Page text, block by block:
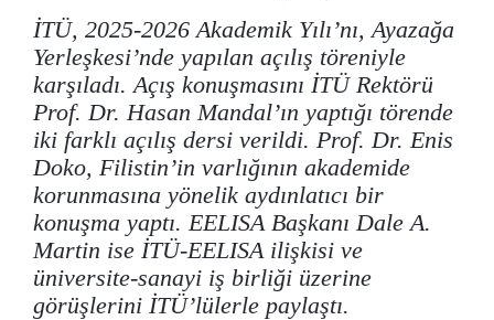
İTÜ, 2025-2026 Akademik Yılı’nı, Ayazağa
Yerleşkesi’nde yapılan açılış töreniyle
karşıladı. Açış konuşmasını İTÜ Rektörü
Prof. Dr. Hasan Mandal’ın yaptığı törende
iki farklı açılış dersi verildi. Prof. Dr. Enis
Doko, Filistin’in varlığının akademide
korunmasına yönelik aydınlatıcı bir
konuşma yaptı. EELISA Başkanı Dale A.
Martin ise İTÜ-EELISA ilişkisi ve
üniversite-sanayi iş birliği üzerine
görüşlerini İTÜ’lülerle paylaştı.